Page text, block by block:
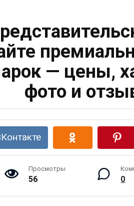
— цены,
фото и
Просмотры
56 0